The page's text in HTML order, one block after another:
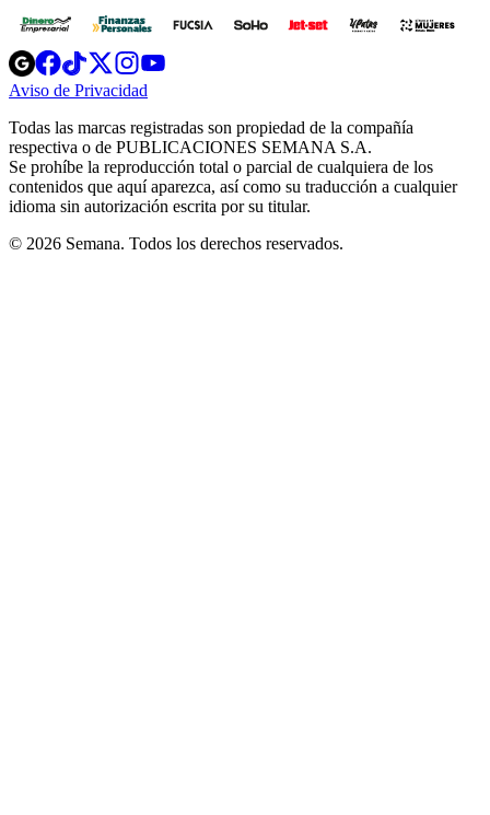
Opens
in
new
Opens
in
new
Opens
in
new
window
Opens
new
windowwindow
Aviso de Privacidad
new
window
Todas las marcas registradas son propiedad de la compañía
respectiva o de PUBLICACIONES SEMANA S.A.
Se prohíbe la reproducción total o parcial de cualquiera de los
contenidos que aquí aparezca, así como su traducción a cualquier
idioma sin autorización escrita por su titular.
© 2026 Semana. Todos los derechos reservados.